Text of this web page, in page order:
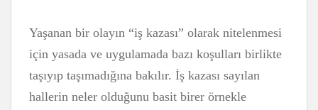
Yaşanan bir olayın “iş kazası” olarak nitelenmesi
için yasada ve uygulamada bazı koşulları birlikte
taşıyıp taşımadığına bakılır. İş kazası sayılan
hallerin neler olduğunu basit birer örnekle